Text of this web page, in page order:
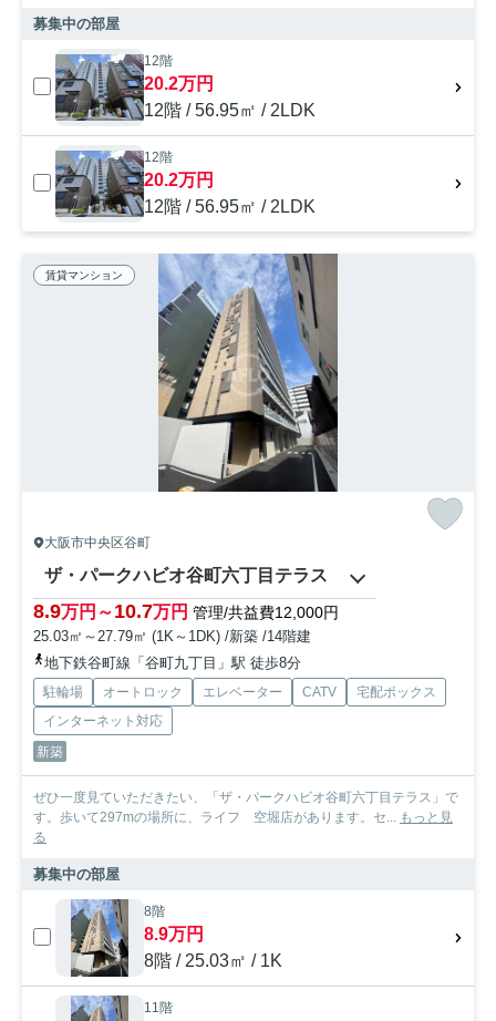
募集中の部屋
12階
20.2万円
12階 / 56.95㎡ / 2LDK
12階
20.2万円
12階 / 56.95㎡ / 2LDK
賃貸マンション
大阪市中央区谷町
ザ・パークハビオ谷町六丁目テラス
8.9万円～10.7万円 管理/共益費12,000円
25.03㎡～27.79㎡ (1K～1DK) /新築 /14階建
地下鉄谷町線「谷町九丁目」駅 徒歩8分
駐輪場 オートロック エレベーター CATV
宅配ボックス
インターネット対応
新築
ぜひ一度見ていただきたい、「ザ・パークハビオ谷町六丁目テラス」で
す。歩いて297mの場所に、ライフ 空堀店があります。セ...
もっと見
る
募集中の部屋
8階
8.9万円
8階 / 25.03㎡ / 1K
11階